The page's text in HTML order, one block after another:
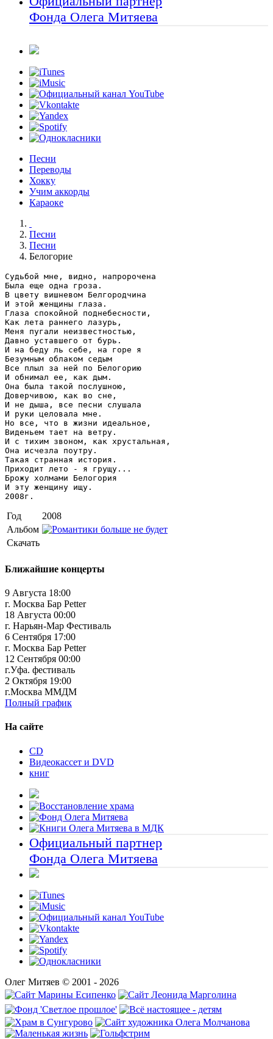
Фонда Олега Митяева
Песни
Переводы
Хокку
Учим аккорды
Караоке
Песни
Песни
Белогорие
Судьбой мне, видно, напророчена
Была еще одна гроза.
В цвету вишневом Белгородчина
И этой женщины глаза.
Глаза спокойной поднебесности,
Как лета раннего лазурь,
Меня пугали неизвестностью,
Давно уставшего от бурь.
И на беду ль себе, на горе я
Безумным облаком седым
Все плыл за ней по Белогорию
И обнимал ее, как дым.
Она была такой послушною,
Доверчивою, как во сне,
И не дыша, все песни слушала
И руки целовала мне.
Но все, что в жизни идеальное,
Виденьем тает на ветру.
И с тихим звоном, как хрустальная,
Она исчезла поутру.
Такая странная история.
Приходит лето - я грущу...
Брожу холмами Белогория
И эту женщину ищу.
2008г.
Год
2008
Альбом
Скачать
Ближайшие концерты
9 Августа 18:00
г. Москва Бар Petter
18 Августа 00:00
г. Нарьян-Мар Фестиваль
6 Сентября 17:00
г. Москва Бар Petter
12 Сентября 00:00
г.Уфа. фестиваль
2 Октября 19:00
г.Москва ММДМ
Полный график
На сайте
CD
Видеокассет и DVD
книг
Официальный партнер
Фонда Олега Митяева
Олег Митяев © 2001 - 2026